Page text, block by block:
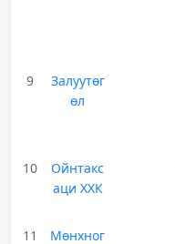
9
Залуутөг
өл
10
Ойнтакс
аци ХХК
11
Мөнхног